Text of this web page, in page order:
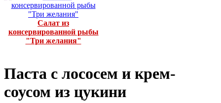
Салат из
консервированной рыбы
"Три желания"
Паста с лососем и крем-
соусом из цукини